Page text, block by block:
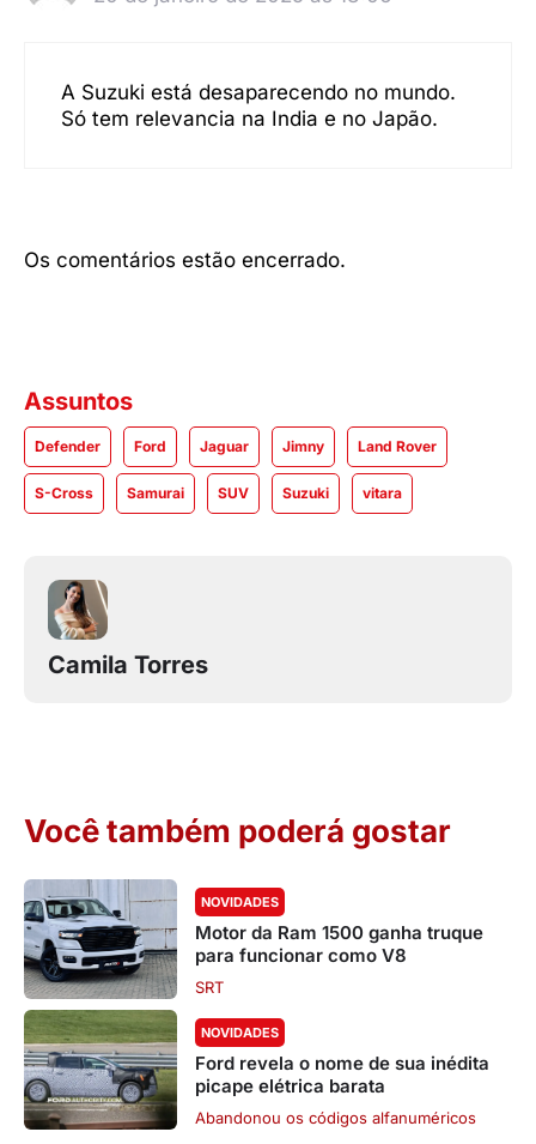
A Suzuki está desaparecendo no mundo.
Só tem relevancia na India e no Japão.
Os comentários estão encerrado.
Assuntos
Defender Ford Jaguar Jimny Land Rover
S-Cross Samurai SUV Suzuki vitara
Camila Torres
Você também poderá gostar
NOVIDADES
Motor da Ram 1500 ganha truque
para funcionar como V8
SRT
NOVIDADES
Ford revela o nome de sua inédita
picape elétrica barata
Abandonou os códigos alfanuméricos